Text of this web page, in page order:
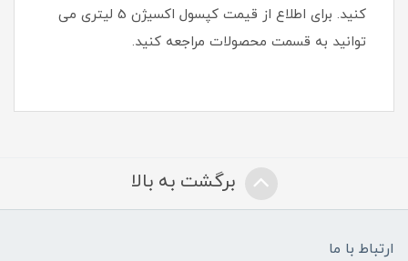
کنید. برای اطلاع از قیمت کپسول اکسیژن 5 لیتری می
توانید به قسمت محصولات مراجعه کنید.
برگشت به بالا
ارتباط با ما